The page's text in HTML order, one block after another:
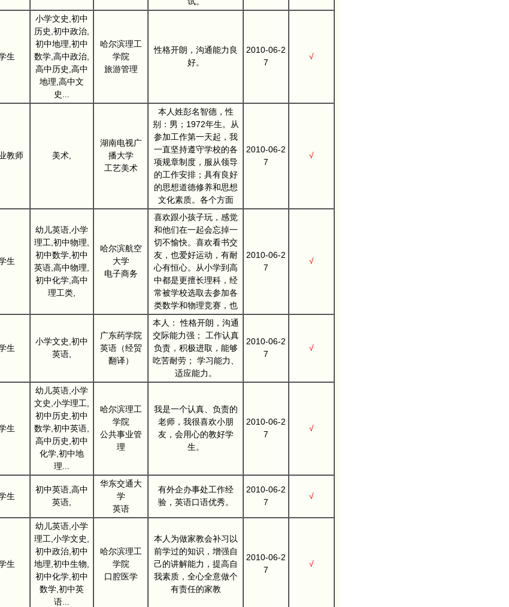
生
小学文史,初中
历史,初中政治,
初中地理,初中
数学,高中政治,
高中历史,高中
地理,高中文
史...
哈尔滨理工
学院
旅游管理
性格开朗，沟通能力良
好。
2010-06-2
7
√
教师 美术,
湖南电视广
播大学
工艺美术
本人姓彭名智德，性
别：男；1972年生。从
参加工作第一天起，我
一直坚持遵守学校的各
项规章制度，服从领导
的工作安排；具有良好
的思想道德修养和思想
文化素质。各个方面
2010-06-2
7
√
生
幼儿英语,小学
理工,初中物理,
初中数学,初中
英语,高中物理,
初中化学,高中
理工类,
哈尔滨航空
大学
电子商务
喜欢跟小孩子玩，感觉
和他们在一起会忘掉一
切不愉快。喜欢看书交
友，也爱好运动，有耐
心有恒心。从小学到高
中都是更擅长理科，经
常被学校选取去参加各
类数学和物理竞赛，也
2010-06-2
7
√
生
小学文史,初中
英语,
广东药学院
英语（经贸
翻译）
本人： 性格开朗，沟通
交际能力强； 工作认真
负责，积极进取，能够
吃苦耐劳； 学习能力、
适应能力。
2010-06-2
7
√
生
幼儿英语,小学
文史,小学理工,
初中历史,初中
数学,初中英语,
高中历史,初中
化学,初中地
理...
哈尔滨理工
学院
公共事业管
理
我是一个认真、负责的
老师，我很喜欢小朋
友，会用心的教好学
生。
2010-06-2
7
√
生
初中英语,高中
英语,
华东交通大
学
英语
有外企办事处工作经
验，英语口语优秀。
2010-06-2
7
√
生
幼儿英语,小学
理工,小学文史,
初中政治,初中
地理,初中生物,
初中化学,初中
数学,初中英
语...
哈尔滨理工
学院
口腔医学
本人为做家教会补习以
前学过的知识，增强自
己的讲解能力，提高自
我素质，全心全意做个
有责任的家教
2010-06-2
7
√